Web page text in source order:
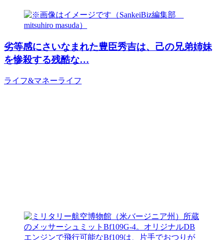
劣等感にさいなまれた豊臣秀吉は、己の兄弟姉妹
を惨殺する残酷な…
ライフ&マネーライフ